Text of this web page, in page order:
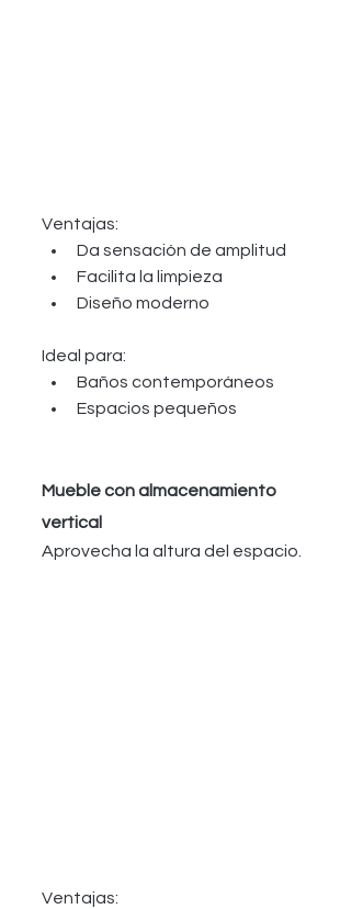
Ventajas:
Da sensación de amplitud
Facilita la limpieza
Diseño moderno
Ideal para:
Baños contemporáneos
Espacios pequeños
Mueble con almacenamiento
vertical
Aprovecha la altura del espacio.
Ventajas: